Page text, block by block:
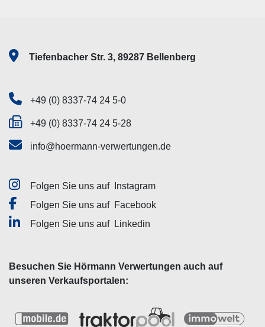
Tiefenbacher Str. 3, 89287 Bellenberg
+49 (0) 8337-74 24 5-0
+49 (0) 8337-74 24 5-28
info@hoermann-verwertungen.de
Folgen Sie uns auf
Instagram
Folgen Sie uns auf Facebook
Folgen Sie uns auf
Linkedin
Besuchen Sie Hörmann Verwertungen auch auf
unseren Verkaufsportalen: